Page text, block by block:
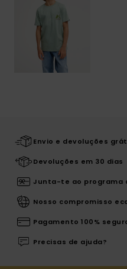
Envio e devoluções
Devoluções em 30 dias
Junta-te ao programa
Nosso compromisso
Pagamento 100%
Precisas de ajuda?